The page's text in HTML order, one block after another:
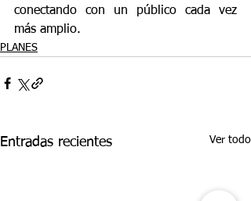
conectando con un público cada vez
más amplio.
PLANES
Entradas recientes Ver todo